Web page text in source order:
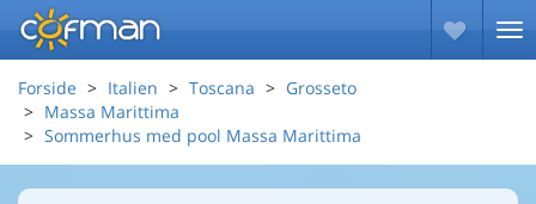
Forside Italien Toscana
Grosseto
Massa Marittima
Sommerhus med pool Massa Marittima